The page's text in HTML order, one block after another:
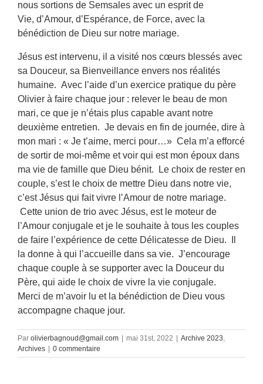
nous sortions de Semsales avec un esprit de
Vie, d’Amour, d’Espérance, de Force, avec la
bénédiction de Dieu sur notre mariage.
Jésus est intervenu, il a visité nos cœurs blessés avec
sa Douceur, sa Bienveillance envers nos réalités
humaine. Avec l’aide d’un exercice pratique du père
Olivier à faire chaque jour : relever le beau de mon
mari, ce que je n’étais plus capable avant notre
deuxième entretien. Je devais en fin de journée, dire à
mon mari : « Je t’aime, merci pour…» Cela m’a efforcé
de sortir de moi-même et voir qui est mon époux dans
ma vie de famille que Dieu bénit. Le choix de rester en
couple, s’est le choix de mettre Dieu dans notre vie,
c’est Jésus qui fait vivre l’Amour de notre mariage.
Cette union de trio avec Jésus, est le moteur de
l’Amour conjugale et je le souhaite à tous les couples
de faire l’expérience de cette Délicatesse de Dieu. Il
la donne à qui l’accueille dans sa vie. J’encourage
chaque couple à se supporter avec la Douceur du
Père, qui aide le choix de vivre la vie conjugale.
Merci de m’avoir lu et la bénédiction de Dieu vous
accompagne chaque jour.
Par olivierbagnoud@gmail.com mai 31st, 2022 Archive 2023,
Archives
0 commentaire